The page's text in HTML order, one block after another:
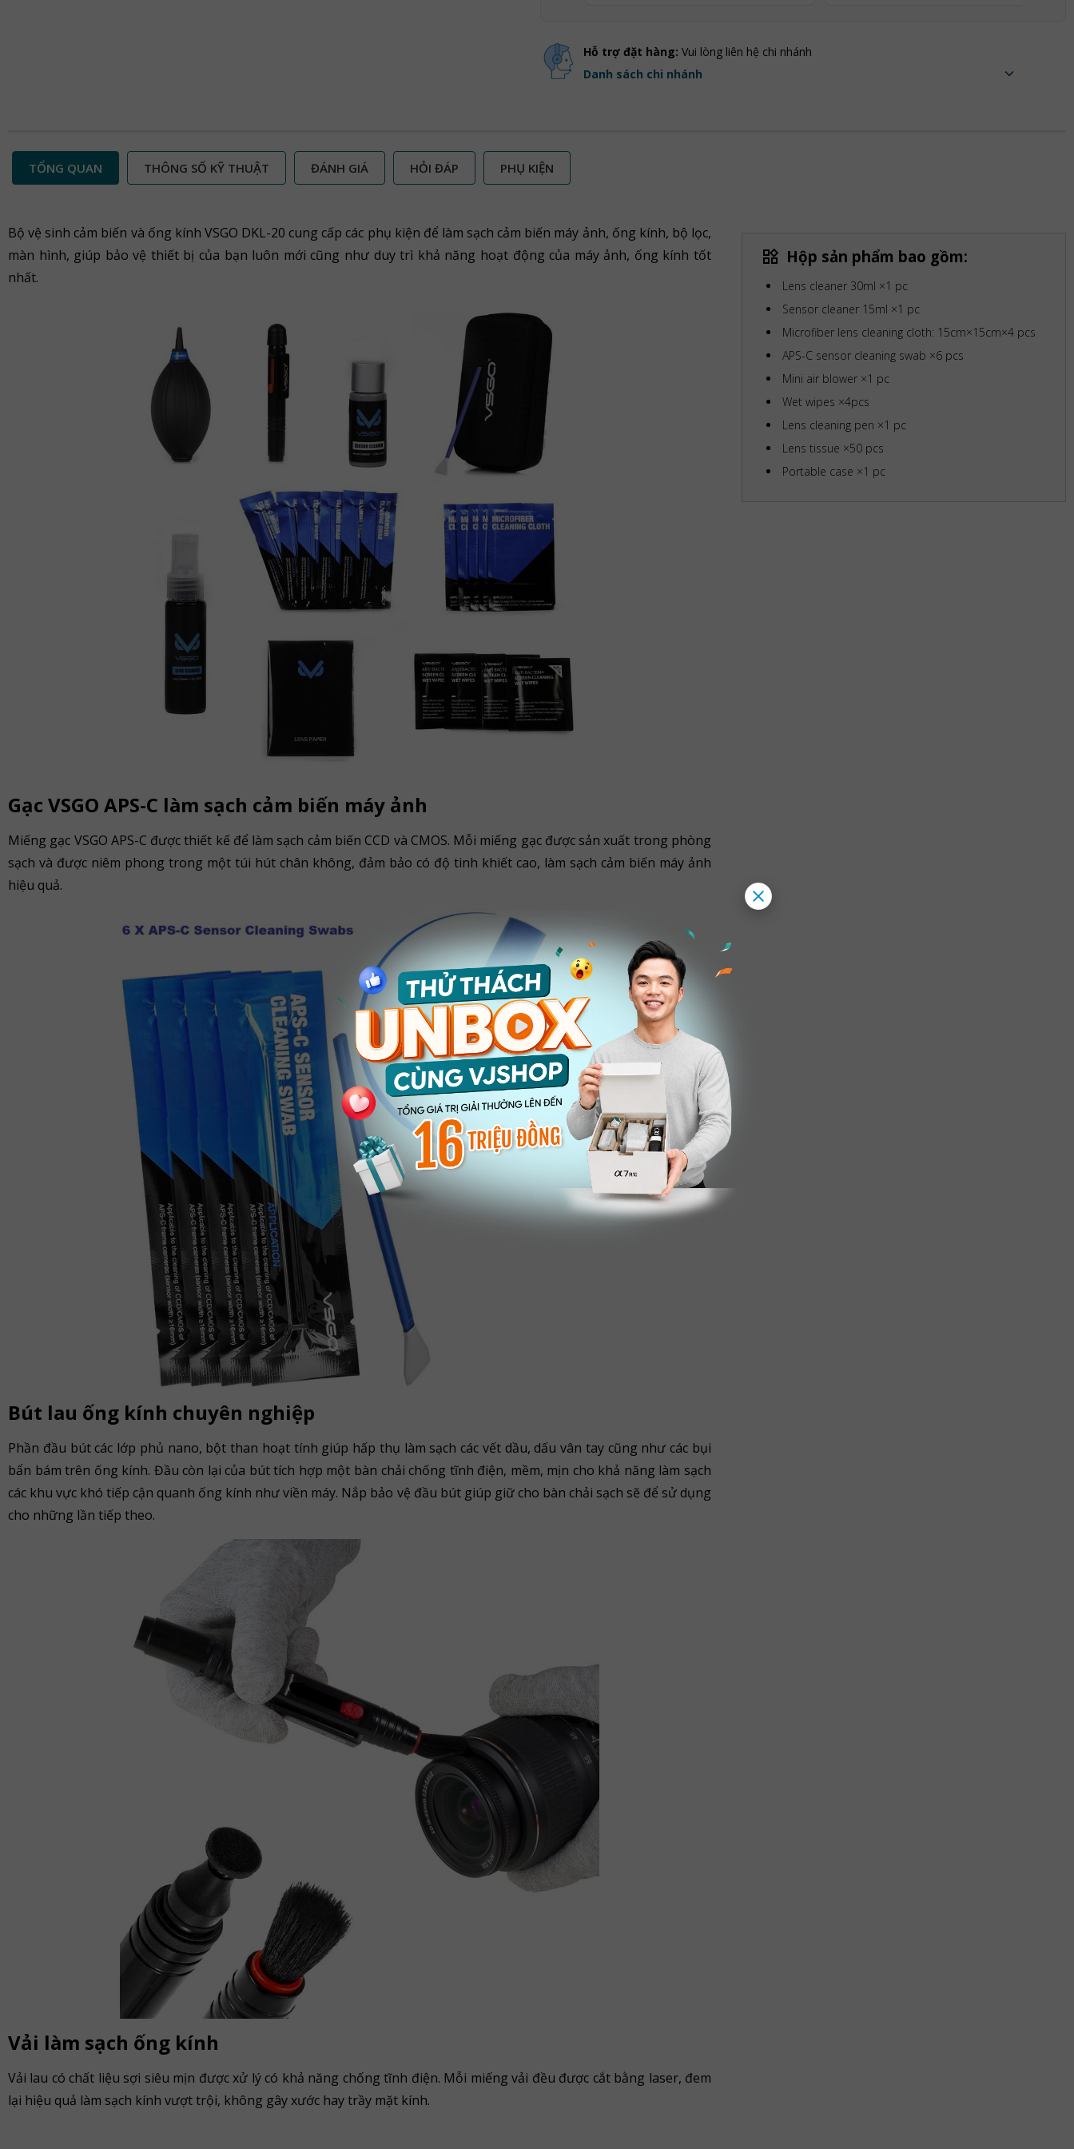
Hỗ trợ đặt hàng: Vui lòng liên hệ chi nhánh
Danh sách chi nhánh
TỔNG QUAN THÔNG SỐ KỸ THUẬT ĐÁNH GIÁ HỎI ĐÁP PHỤ KIỆN
Bộ vệ sinh cảm biến và ống kính VSGO DKL-20 cung cấp các phụ kiện để làm sạch cảm biến máy ảnh, ống kính, bộ lọc,
màn hình, giúp bảo vệ thiết bị của bạn luôn mới cũng như duy trì khả năng hoạt động của máy ảnh, ống kính tốt
nhất.
Gạc VSGO APS-C làm sạch cảm biến máy ảnh
Miếng gạc VSGO APS-C được thiết kế để làm sạch cảm biến CCD và CMOS. Mỗi miếng gạc được sản xuất trong phòng
sạch và được niêm phong trong một túi hút chân không, đảm bảo có độ tinh khiết cao, làm sạch cảm biến máy ảnh
hiệu quả.
Bút lau ống kính chuyên nghiệp
Phần đầu bút các lớp phủ nano, bột than hoạt tính giúp hấp thụ làm sạch các vết dầu, dấu vân tay cũng như các bụi
bẩn bám trên ống kính. Đầu còn lại của bút tích hợp một bàn chải chống tĩnh điện, mềm, mịn cho khả năng làm sạch
các khu vực khó tiếp cận quanh ống kính như viền máy. Nắp bảo vệ đầu bút giúp giữ cho bàn chải sạch sẽ để sử dụng
cho những lần tiếp theo.
Vải làm sạch ống kính
Vải lau có chất liệu sợi siêu mịn được xử lý có khả năng chống tĩnh điện. Mỗi miếng vải đều được cắt bằng laser, đem
lại hiệu quả làm sạch kính vượt trội, không gây xước hay trầy mặt kính.
Hộp sản phẩm bao gồm:
Lens cleaner 30ml ×1 pc
Sensor cleaner 15ml ×1 pc
Microfiber lens cleaning cloth: 15cm×15cm×4 pcs
APS-C sensor cleaning swab ×6 pcs
Mini air blower ×1 pc
Wet wipes ×4pcs
Lens cleaning pen ×1 pc
Lens tissue ×50 pcs
Portable case ×1 pc